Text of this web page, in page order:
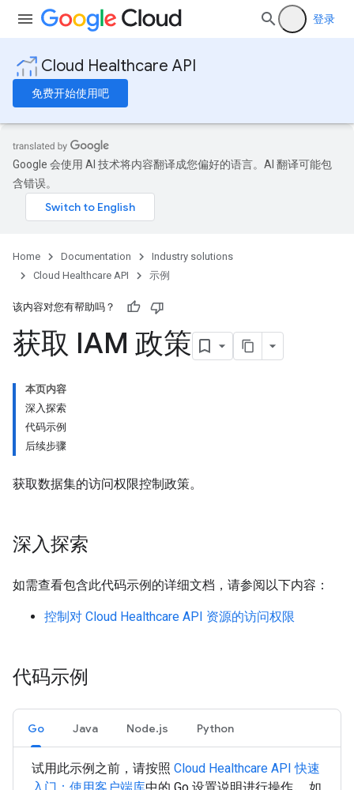
登录
Cloud Healthcare API
免费开始使用吧
Google 会使用 AI 技术将内容翻译成您偏好的语言。AI 翻译可能包
含错误。
Home Documentation
Industry solutions
Cloud Healthcare API
示例
该内容对您有帮助吗？
获取 IAM 政策
本页内容
深入探索
代码示例
后续步骤
获取数据集的访问权限控制政策。
深入探索
如需查看包含此代码示例的详细文档，请参阅以下内容：
控制对 Cloud Healthcare API 资源的访问权限
代码示例
Go Java Node.js Python
试用此示例之前，请按照 Cloud Healthcare API 快速